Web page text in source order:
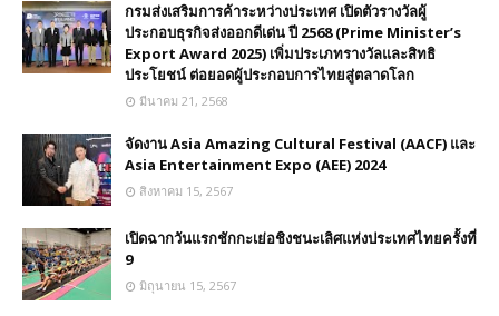
กรมส่งเสริมการค้าระหว่างประเทศ เปิดตัวรางวัลผู้
ประกอบธุรกิจส่งออกดีเด่น ปี 2568 (Prime Minister’s
Export Award 2025) เพิ่มประเภทรางวัลและสิทธิ
ประโยชน์ ต่อยอดผู้ประกอบการไทยสู่ตลาดโลก
มีนาคม 21, 2568
จัดงาน Asia Amazing Cultural Festival (AACF) และ
Asia Entertainment Expo (AEE) 2024
สิงหาคม 15, 2567
เปิดฉากวันแรกชักกะเย่อชิงชนะเลิศแห่งประเทศไทยครั้งที่
9
มิถุนายน 15, 2567